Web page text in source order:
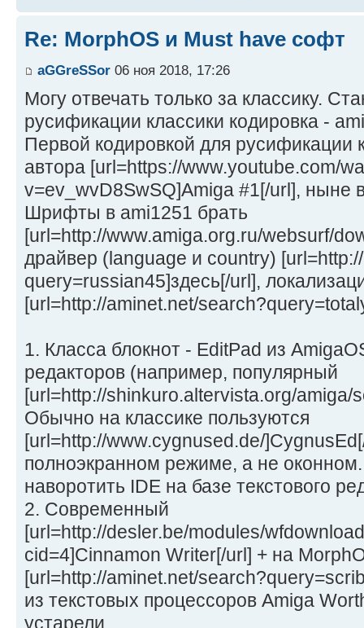
Re: MorphOS и Must have софт
aGGreSSor 06 ноя 2018, 17:26
Могу отвечать только за классику.
русификации классики кодировка -
Первой кодировкой для русификации
автора [url=https://www.youtube.com/
v=ev_wvD8SwSQ]Amiga #1[/url], ныне
Шрифты в ami1251 брать
[url=http://www.amiga.org.ru/websurf/
драйвер (language и country)
query=russian45]здесь[/url],
[url=http://aminet.net/
1. Класса блокнот - EditPad из
редакторов (например, популярный
[url=http://shinkuro.altervista.org/
Обычно на классике пользуются
[url=http://www.cygnused.de/
полноэкранном режиме, а не
наворотить IDE на базе текстового
2. Современный
[url=http://desler.be/modules/
cid=4]Cinnamon Writer[/url] + на
[url=http://aminet.net/
из текстовых процессоров Amiga
устарели.